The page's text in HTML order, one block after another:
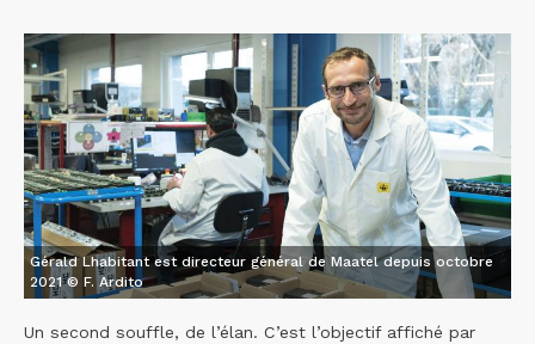
Gérald Lhabitant est directeur général de Maatel depuis octobre
2021 © F. Ardito
Un second souffle, de l’élan. C’est l’objectif affiché par